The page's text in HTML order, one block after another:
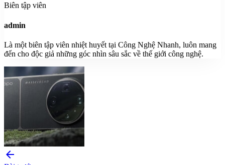
Biên tập viên
admin
Là một biên tập viên nhiệt huyết tại Công Nghệ Nhanh, luôn mang
đến cho độc giả những góc nhìn sâu sắc về thế giới công nghệ.
arrow_back